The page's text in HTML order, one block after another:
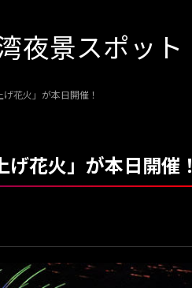
夜景スポット
花火」が本日開催！
げ花火」が本日開催！